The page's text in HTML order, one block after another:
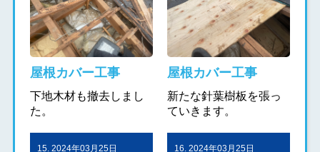
屋根カバー工事
下地木材も撤去しまし
た。
屋根カバー工事
新たな針葉樹板を張っ
ていきます。
15. 2024年03月25日 16. 2024年03月25日